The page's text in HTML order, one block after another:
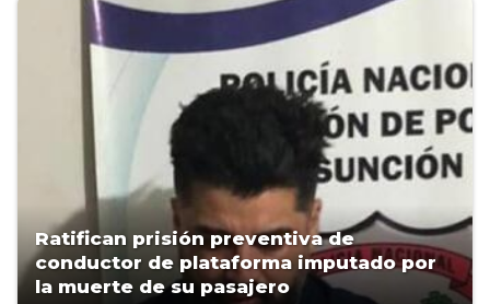
Ratifican prisión preventiva de
conductor de plataforma imputado por
la muerte de su pasajero